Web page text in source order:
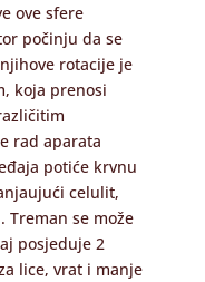
ove sfere
počinju da se
rotacije je
koja prenosi
rad aparata
potiće krvnu
celulit,
Treman se može
posjeduje 2
lice, vrat i manje